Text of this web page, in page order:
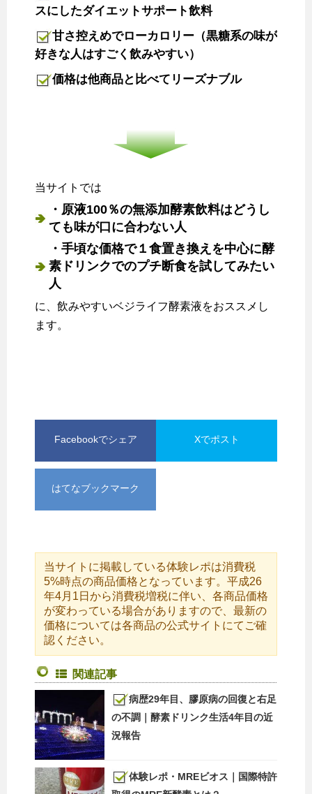
スにしたダイエットサポート飲料
甘さ控えめでローカロリー（黒糖系の味が
好きな人はすごく飲みやすい）
価格は他商品と比べてリーズナブル
当サイトでは
・原液100％の無添加酵素飲料はどうし
ても味が口に合わない人
・手頃な価格で１食置き換えを中心に酵
素ドリンクでのプチ断食を試してみたい
人
に、飲みやすいベジライフ酵素液をおススメし
ます。
Facebookでシェア Xでポスト
はてなブックマーク
当サイトに掲載している体験レポは消費税
5%時点の商品価格となっています。平成26
年4月1日から消費税増税に伴い、各商品価格
が変わっている場合がありますので、最新の
価格については各商品の公式サイトにてご確
認ください。
関連記事
病歴29年目、膠原病の回復と右足
の不調｜酵素ドリンク生活4年目の近
況報告
体験レポ・MREビオス｜国際特許